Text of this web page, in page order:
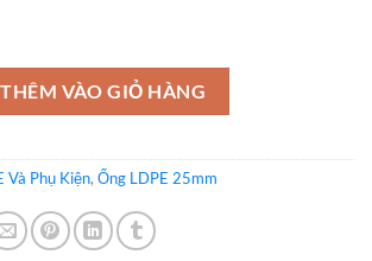
số lượng
THÊM VÀO GIỎ HÀNG
Và Phụ Kiện, Ống LDPE 25mm